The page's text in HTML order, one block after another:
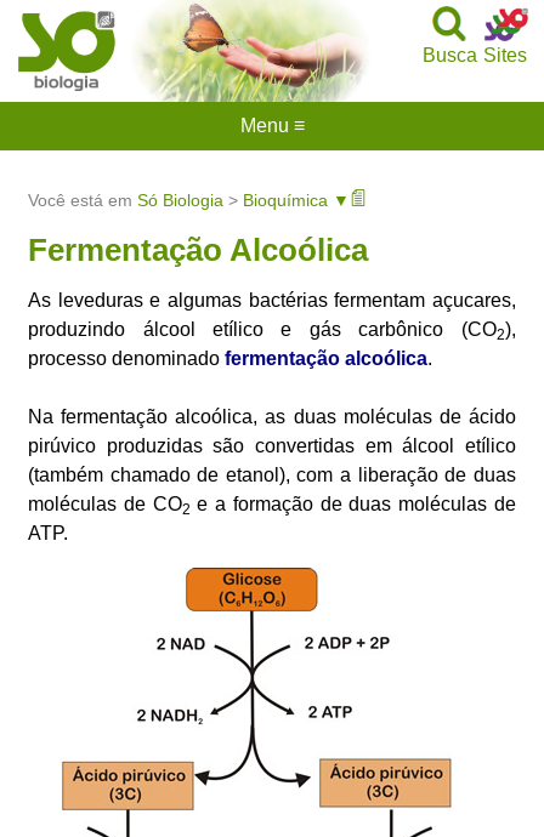
Sites
Busca
Você está emSó Biologia > Bioquímica ▼
Fermentação Alcoólica
As leveduras e algumas bactérias fermentam açucares,
produzindo álcool etílico e gás carbônico (CO2),
processo denominadofermentação alcoólica.
Na fermentação alcoólica, as duas moléculas de ácido
pirúvico produzidas são convertidas em álcool etílico
(também chamado de etanol), com a liberação de duas
moléculas de CO2 e a formação de duas moléculas de
ATP.